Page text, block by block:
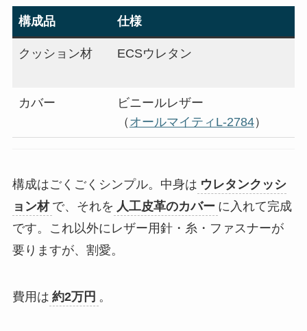
構成品 仕様
クッション材 ECSウレタン
カバー
ビニールレザー
（ オールマイティL-2784）
構成はごくごくシンプル。中身は ウレタンクッシ
ョン材 で、それを 人工皮革のカバー に入れて完成
です。これ以外にレザー用針・糸・ファスナーが
要りますが、割愛。
費用は 約2万円 。